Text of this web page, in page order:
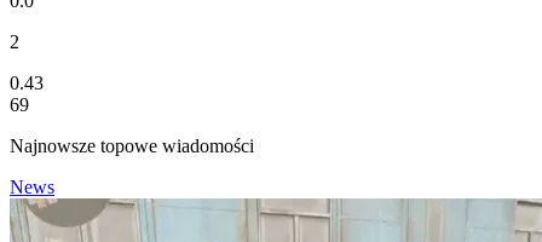
2
0.43
69
Najnowsze topowe wiadomości
News